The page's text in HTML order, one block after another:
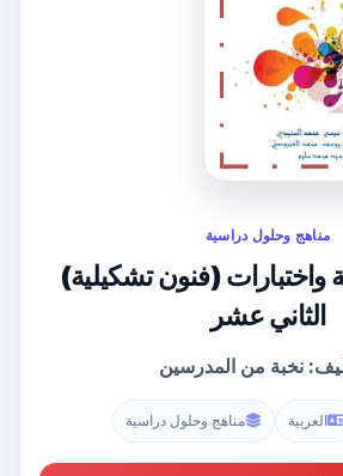
مناهج وحلول دراسية
(فنون تشكيلية)
الثاني عشر
نخبة من المدرسين
العربية مناهج وحلول دراسية